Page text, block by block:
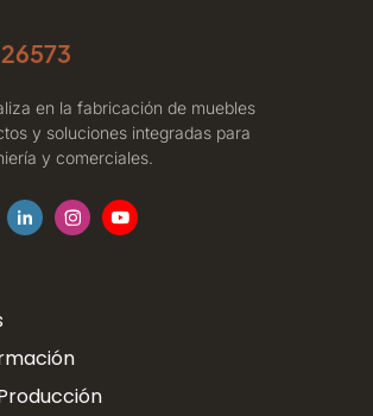
en la fabricación de muebles
y soluciones integradas para
y comerciales.